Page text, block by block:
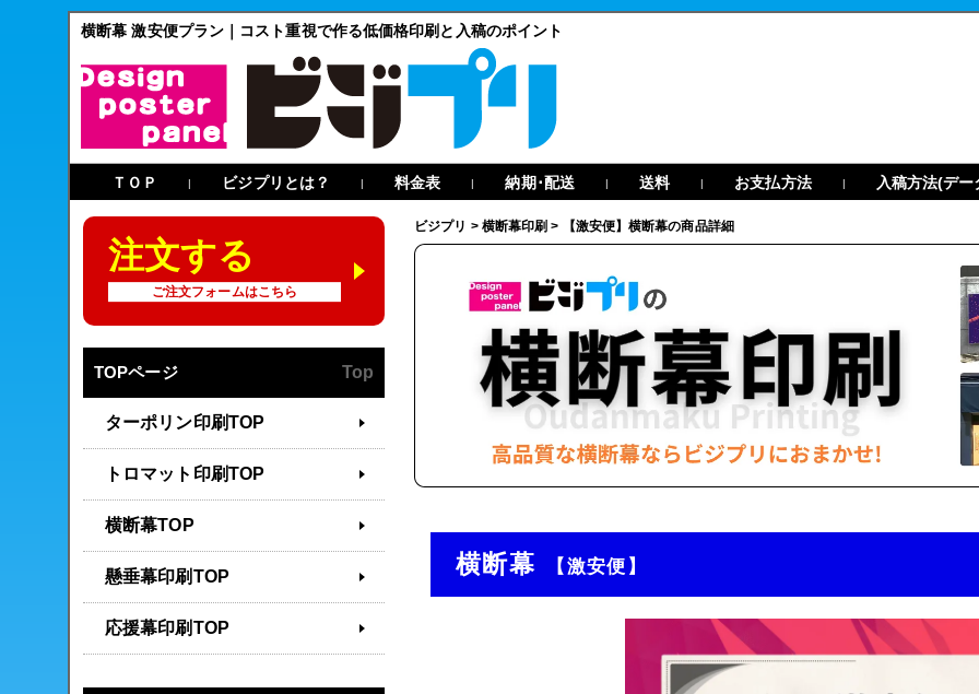
横断幕 激安便プラン｜コスト重視で作る低価格印刷と入稿のポイント
ＴＯＰ | ビジプリとは？ | 料金表 | 納期･配送 | 送料 | お支払方法 | 入稿方法(デー
ビジプリ > 横断幕印刷 > 【激安便】横断幕の商品詳細
横断幕 【激安便】
注文する
ご注文フォームはこちら
TOPページ Top
ターポリン印刷TOP
トロマット印刷TOP
横断幕TOP
懸垂幕印刷TOP
応援幕印刷TOP